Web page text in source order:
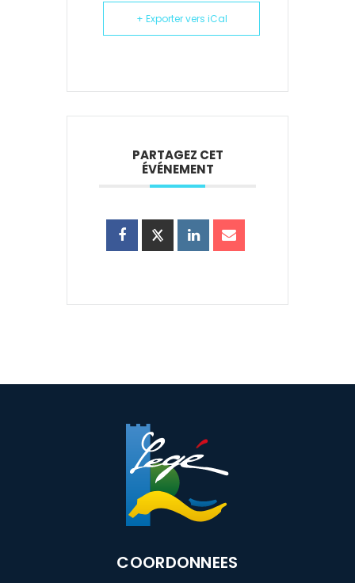
+ Exporter vers iCal
PARTAGEZ CET
ÉVÉNEMENT
COORDONNEES